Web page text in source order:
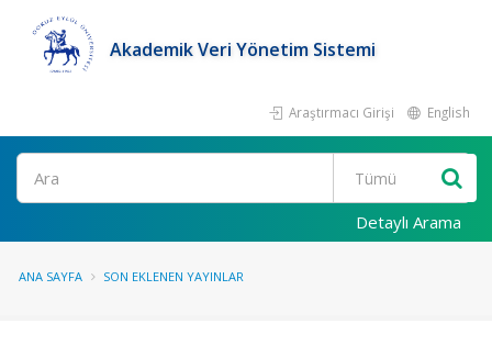
Akademik Veri Yönetim Sistemi
Araştırmacı Girişi English
Ara
Detaylı Arama
ANA SAYFA SON EKLENEN YAYINLAR